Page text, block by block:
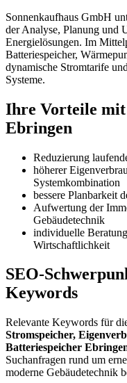
Sonnenkaufhaus GmbH
der Analyse, Planung und
Energielösungen. Im
Batteriespeicher,
dynamische Stromtarife
Systeme.
Ihre Vorteile
Ebringen
Reduzierung
höherer
Systemkombination
bessere Planbarkeit
Aufwertung der
Gebäudetechnik
individuelle
Wirtschaftlichkeit
SEO-
Keywords
Relevante Keywords für
Stromspeicher,
Batteriespeicher
Suchanfragen rund um
moderne Gebäudetechnik